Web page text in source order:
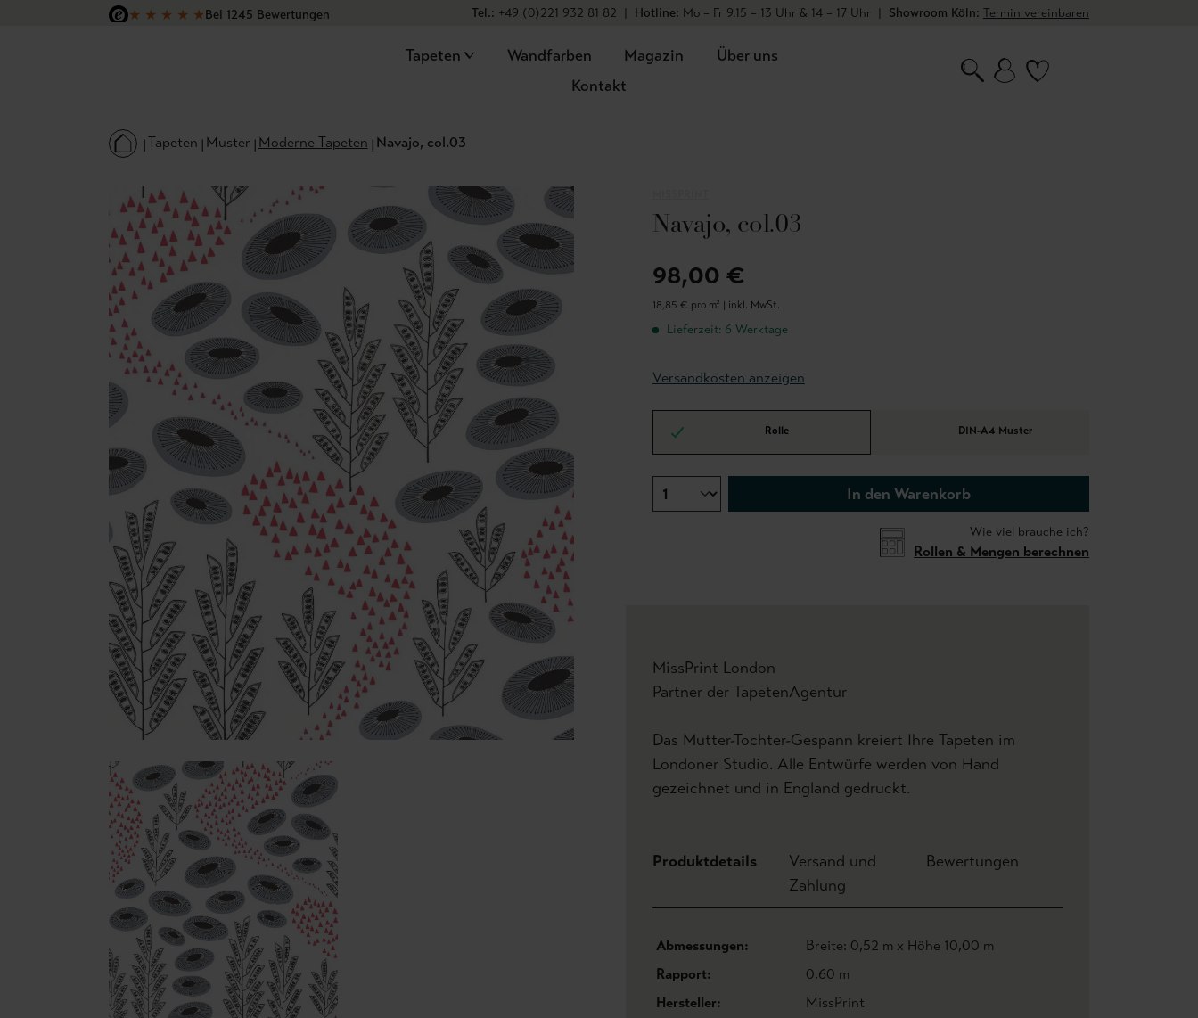
Hauptinhalt springen
Zur Suche springen
Zur Hauptnavigation springen
★ ★ ★ ★ ★Bei 1245 Bewertungen
Tel.: +49 (0)221 932 81 82 | Hotline: Mo – Fr 9.15 – 13 Uhr & 14 – 17 Uhr | Showroom Köln: Termin vereinbaren
Tapeten Wandfarben Magazin
Über uns
Kontakt
Tapeten Muster Moderne Tapeten Navajo, col.03
Navajo, col.03
98,00 €
18,85 € pro m² | inkl. MwSt.
Lieferzeit: 6 Werktage
Versandkosten anzeigen
Rolle DIN-A4 Muster
In den Warenkorb
Wie viel brauche ich?
Rollen & Mengen berechnen
MissPrint London
Partner der TapetenAgentur
Das Mutter-Tochter-Gespann kreiert Ihre Tapeten im
Londoner Studio. Alle Entwürfe werden von Hand
gezeichnet und in England gedruckt.
Produktdetails
Versand und
Zahlung
Bewertungen
Abmessungen:
Breite: 0,52 m x Höhe 10,00 m
Rapport:
0,60 m
Hersteller:
MissPrint